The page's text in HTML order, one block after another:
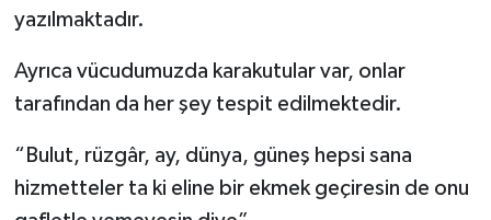
yazılmaktadır.
Ayrıca vücudumuzda karakutular var, onlar
tarafından da her şey tespit edilmektedir.
“Bulut, rüzgâr, ay, dünya, güneş hepsi sana
hizmetteler ta ki eline bir ekmek geçiresin de onu